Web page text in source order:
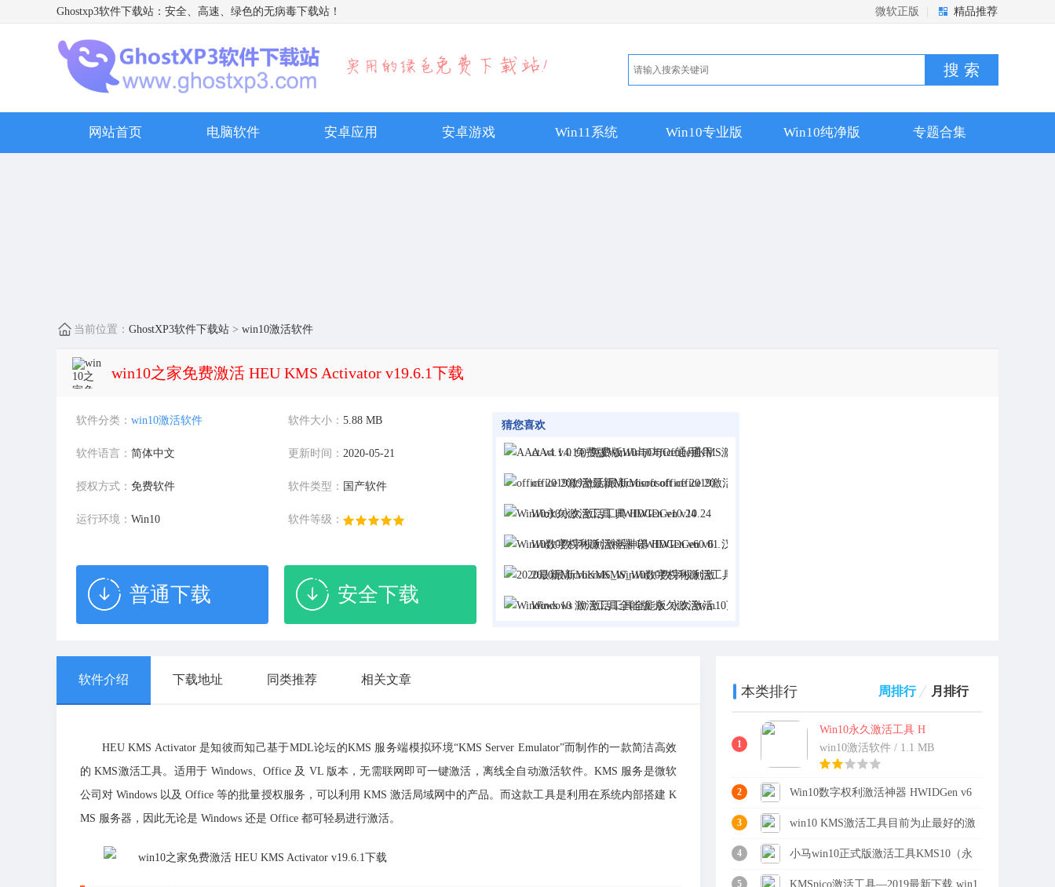
Ghostxp3软件下载站 ：安全、高速、绿色的无病毒下载站！ 微软正版 精品推荐
搜 索
网站首页 电脑软件 安卓应用 安卓游戏 Win11系统 Win10专业版 Win10纯净版 专题合集
当前位置： GhostXP3软件下载站 > win10激活软件
win10之家免费激活 HEU KMS Activator v19.6.1下载
软件分类： win10激活软件 软件大小： 5.88 MB
软件语言： 简体中文 更新时间： 2020-05-21
授权方式： 免费软件 软件类型： 国产软件
运行环境： Win10 软件等级：
普通下载 安全下载
猜您喜欢
AAct v4.1.0 免费版Win10与Office通用KMS激活工具下载
office 2019激活|最新Microsoft office 2019激活工具
Win10永久激活工具 HWIDGen v10.24
Win10数字权利激活神器 HWIDGen v60.01 汉化版
2020最新MicroKMS_Win10数字权利激活工具下载
Windows 10 激活工具全能版 永久激活win10万能工具
软件介绍 下载地址 同类推荐 相关文章
HEU KMS Activator 是知彼而知己基于MDL论坛的KMS 服务端模拟环境“KMS Server Emulator”而制作的一款简洁高效
的 KMS激活工具。适用于 Windows、Office 及 VL 版本，无需联网即可一键激活，离线全自动激活软件。KMS 服务是微软
公司对 Windows 以及 Office 等的批量授权服务，可以利用 KMS 激活局域网中的产品。而这款工具是利用在系统内部搭建 K
MS 服务器，因此无论是 Windows 还是 Office 都可轻易进行激活。
本类排行 周排行 月排行
1
Win10永久激活工具 H
WIDGen v10.24
win10激活软件 / 1.1 MB
2 Win10数字权利激活神器 HWIDGen v6
0.01 汉化版
3 win10 KMS激活工具目前为止最好的激
活工具
4 小马win10正式版激活工具KMS10（永
久免费）
5 KMSpico激活工具—2019最新下载 win1